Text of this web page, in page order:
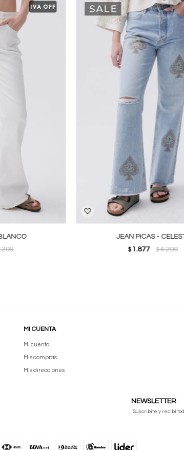
JEAN PICAS -
$ 1.877 $4.290
MI CUENTA
Mi cuenta
Mis compras
Mis direcciones
NEWSLETTER
¡Suscribite y recibí